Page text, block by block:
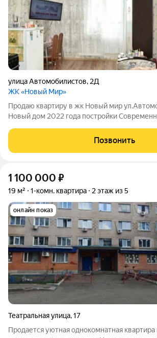
улица Автомобилистов, 2Д
ЖК «Новый Мир»
Продаю квартиру в жк Новый мир
Новый дом 2022 года постройки
сады N201, N18 Лицей N 5 Детские
Поликлиники для взрослых и детей
Позвонить
1 100 000 ₽
19 м² 1-комн. квартира 2 этаж из 5
онлайн показ
Театральная улица,17
Продается уютная однокомнатная